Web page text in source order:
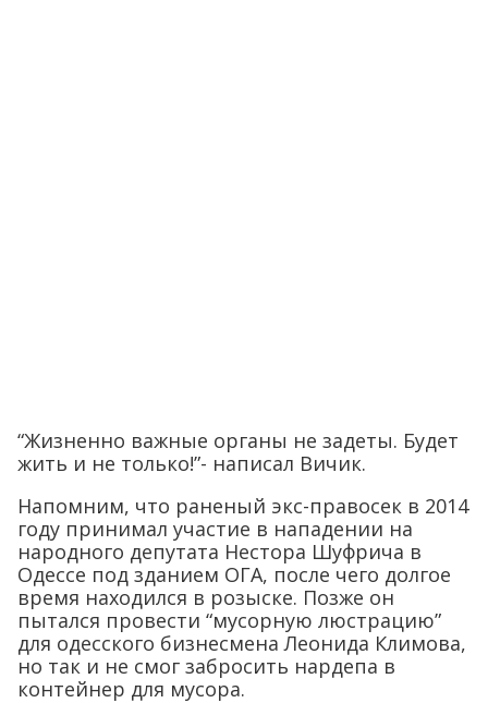
“Жизненно важные органы не задеты. Будет
жить и не только!”- написал Вичик.
Напомним, что раненый экс-правосек в 2014
году принимал участие в нападении на
народного депутата Нестора Шуфрича в
Одессе под зданием ОГА, после чего долгое
время находился в розыске. Позже он
пытался провести “мусорную люстрацию”
для одесского бизнесмена Леонида Климова,
но так и не смог забросить нардепа в
контейнер для мусора.